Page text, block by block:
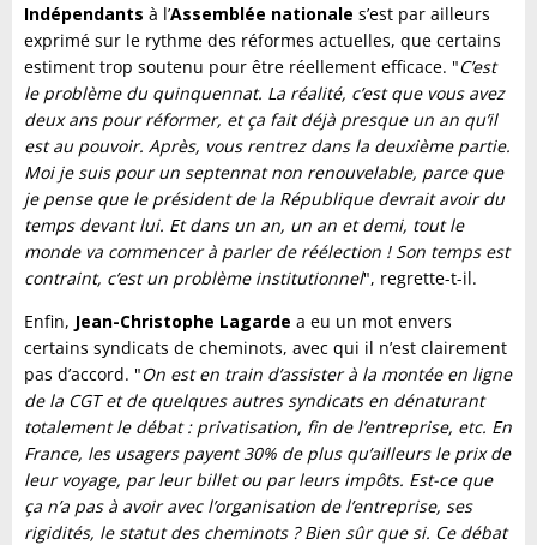
Indépendants à l’Assemblée nationale s’est par ailleurs
exprimé sur le rythme des réformes actuelles, que certains
estiment trop soutenu pour être réellement efficace. "C’est
le problème du quinquennat. La réalité, c’est que vous avez
deux ans pour réformer, et ça fait déjà presque un an qu’il
est au pouvoir. Après, vous rentrez dans la deuxième partie.
Moi je suis pour un septennat non renouvelable, parce que
je pense que le président de la République devrait avoir du
temps devant lui. Et dans un an, un an et demi, tout le
monde va commencer à parler de réélection ! Son temps est
contraint, c’est un problème institutionnel", regrette-t-il.
Enfin, Jean-Christophe Lagarde a eu un mot envers
certains syndicats de cheminots, avec qui il n’est clairement
pas d’accord. "On est en train d’assister à la montée en ligne
de la CGT et de quelques autres syndicats en dénaturant
totalement le débat : privatisation, fin de l’entreprise, etc. En
France, les usagers payent 30% de plus qu’ailleurs le prix de
leur voyage, par leur billet ou par leurs impôts. Est-ce que
ça n’a pas à avoir avec l’organisation de l’entreprise, ses
rigidités, le statut des cheminots ? Bien sûr que si. Ce débat